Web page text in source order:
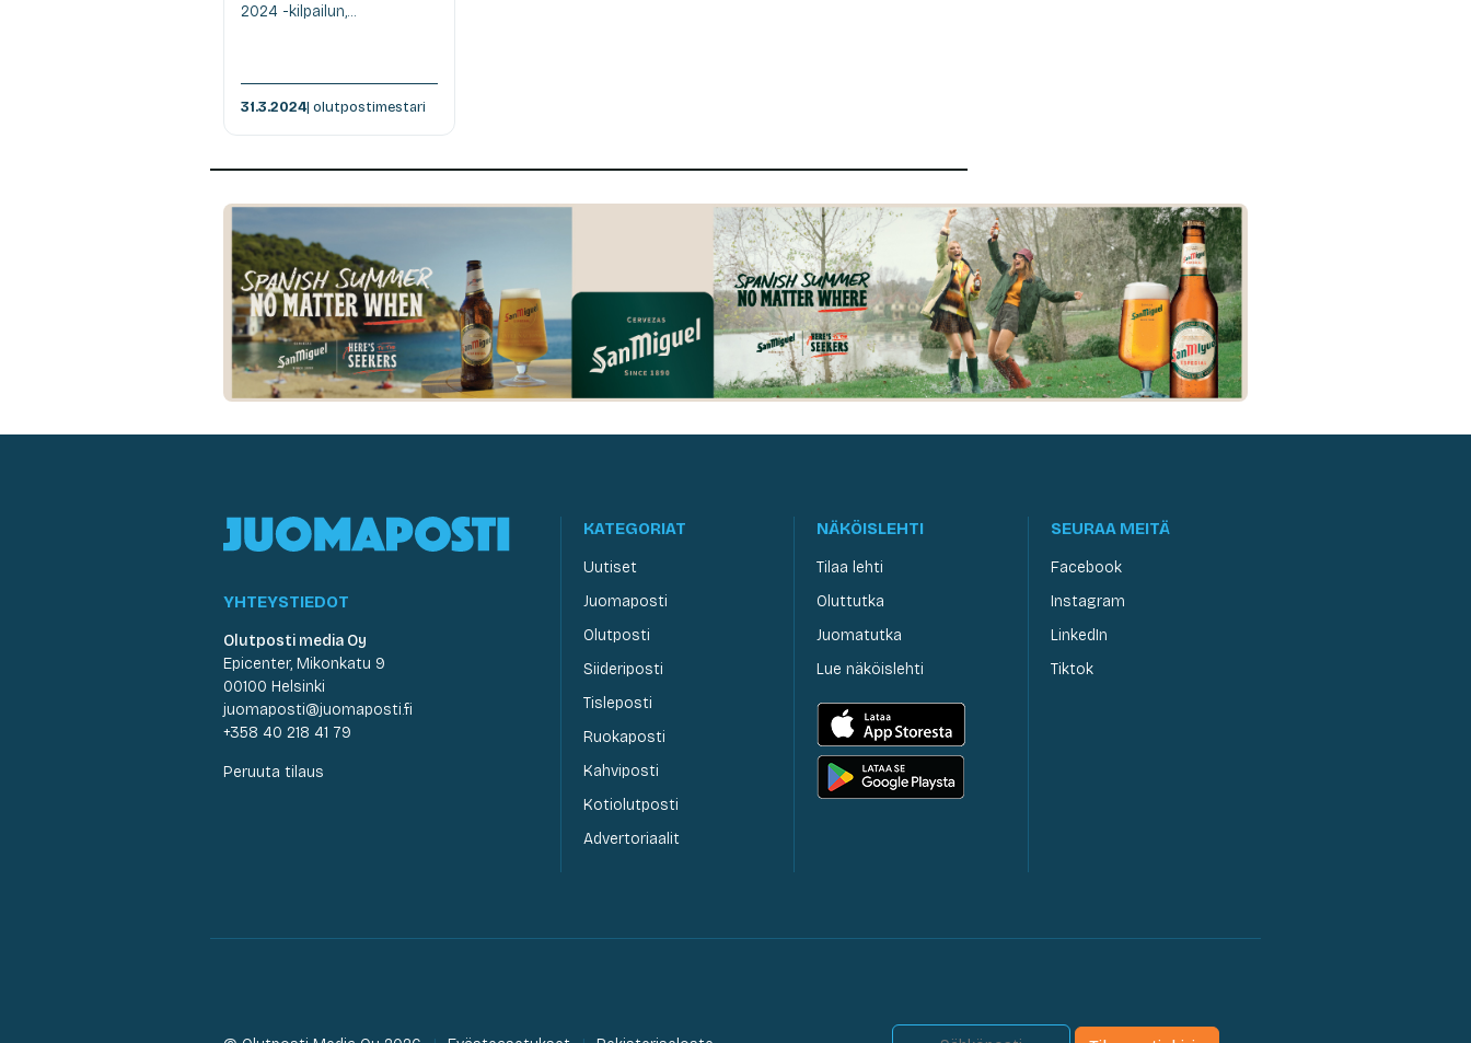
2024 -kilpailun,...
31.3.2024| olutpostimestari
YHTEYSTIEDOT
Olutposti media Oy
Epicenter, Mikonkatu 9
00100 Helsinki
juomaposti@juomaposti.fi
+358 40 218 41 79
Peruuta tilaus
KATEGORIAT
Uutiset
Juomaposti
Olutposti
Siideriposti
Tisleposti
Ruokaposti
Kahviposti
Kotiolutposti
Advertoriaalit
NÄKÖISLEHTI
Tilaa lehti
Oluttutka
Juomatutka
Lue näköislehti
SEURAA MEITÄ
Facebook
Instagram
LinkedIn
Tiktok